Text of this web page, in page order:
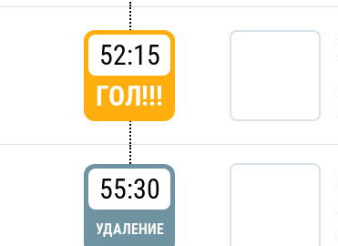
52:15
ГОЛ!!!
55:30
УДАЛЕНИЕ